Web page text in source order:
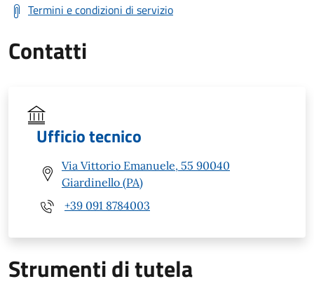
Termini e condizioni di servizio
Contatti
Ufficio tecnico
Via Vittorio Emanuele, 55 90040
Giardinello (PA)
+39 091 8784003
Strumenti di tutela